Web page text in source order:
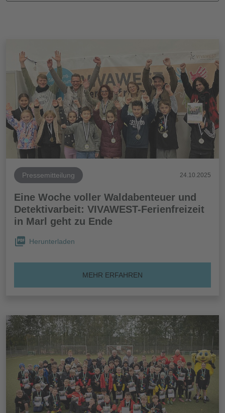
Pressemitteilung 24.10.2025
Eine Woche voller Waldabenteuer und
Detektivarbeit: VIVAWEST-Ferienfreizeit
in Marl geht zu Ende
Herunterladen
MEHR ERFAHREN